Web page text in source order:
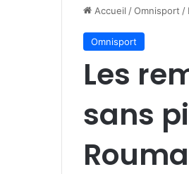
Accueil /Omnisport /
Omnisport
Les
sans